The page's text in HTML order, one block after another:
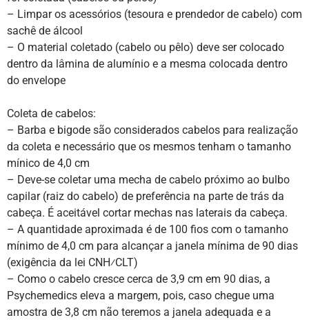
– Limpar os acessórios (tesoura e prendedor de cabelo) com
sachê de álcool
– O material coletado (cabelo ou pêlo) deve ser colocado
dentro da lâmina de alumínio e a mesma colocada dentro
do envelope
Coleta de cabelos:
– Barba e bigode são considerados cabelos para realização
da coleta e necessário que os mesmos tenham o tamanho
mínico de 4,0 cm
– Deve-se coletar uma mecha de cabelo próximo ao bulbo
capilar (raiz do cabelo) de preferência na parte de trás da
cabeça. É aceitável cortar mechas nas laterais da cabeça.
– A quantidade aproximada é de 100 fios com o tamanho
mínimo de 4,0 cm para alcançar a janela mínima de 90 dias
(exigência da lei CNH⁄CLT)
– Como o cabelo cresce cerca de 3,9 cm em 90 dias, a
Psychemedics eleva a margem, pois, caso chegue uma
amostra de 3,8 cm não teremos a janela adequada e a